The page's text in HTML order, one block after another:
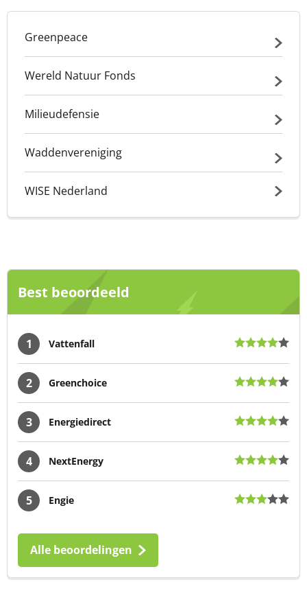
Greenpeace
Wereld Natuur Fonds
Milieudefensie
Waddenvereniging
WISE Nederland
Best beoordeeld
1 Vattenfall
2 Greenchoice
3 Energiedirect
4 NextEnergy
5 Engie
Alle beoordelingen